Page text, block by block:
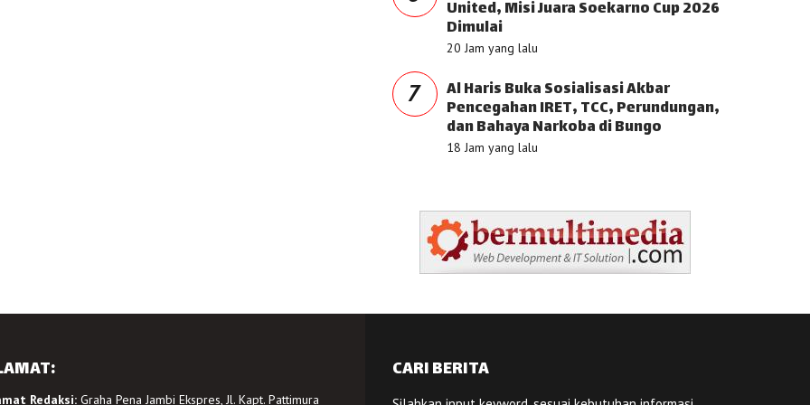
United, Misi Juara Soekarno Cup 2026
Dimulai
20 Jam yang lalu
7 Al Haris Buka Sosialisasi Akbar
Pencegahan IRET, TCC, Perundungan,
dan Bahaya Narkoba di Bungo
18 Jam yang lalu
Redaksi:Graha Pena Jambi Ekspres, Jl. Kapt. Pattimura
CARI BERITA